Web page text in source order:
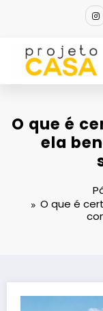
O que é
ela
O que é